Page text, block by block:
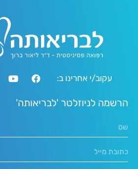
עקוב/י אחרינו ב:
הרשמה לניוזלטר 'לבריאותה'